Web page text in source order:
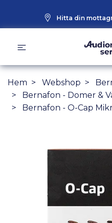
Hitta din
Hem Webshop
Bernafon - Domer &
Bernafon - O-Cap